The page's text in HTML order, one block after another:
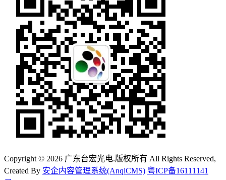
Copyright © 2026 广东台宏光电.版权所有 All Rights Reserved,
Created By 安企内容管理系统(AnqiCMS) 粤ICP备16111141